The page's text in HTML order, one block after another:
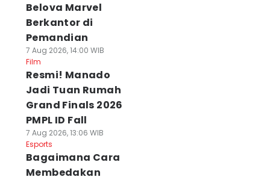
Belova Marvel
Berkantor di
Pemandian
7 Aug 2026, 14:00 WIB
Film
Resmi! Manado
Jadi Tuan Rumah
Grand Finals 2026
PMPL ID Fall
7 Aug 2026, 13:06 WIB
Esports
Bagaimana Cara
Membedakan